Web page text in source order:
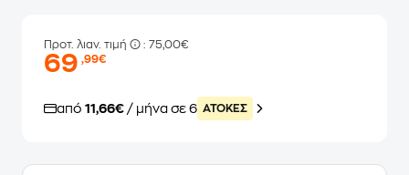
Προτ. λιαν. τιμή : 75,00€
69,99€
από 11,66€ / μήνα σε 6 ATOKEΣ